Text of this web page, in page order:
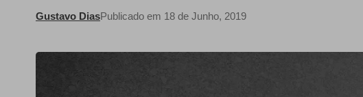
Gustavo DiasPublicado em 18 de Junho, 2019